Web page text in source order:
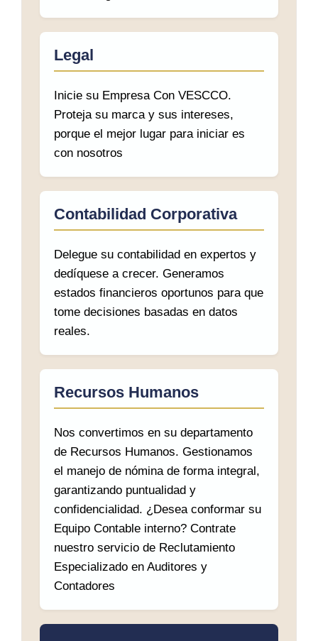
Legal
Inicie su Empresa Con VESCCO.
Proteja su marca y sus intereses,
porque el mejor lugar para iniciar es
con nosotros
Contabilidad Corporativa
Delegue su contabilidad en expertos y
dedíquese a crecer. Generamos
estados financieros oportunos para que
tome decisiones basadas en datos
reales.
Recursos Humanos
Nos convertimos en su departamento
de Recursos Humanos. Gestionamos
el manejo de nómina de forma integral,
garantizando puntualidad y
confidencialidad. ¿Desea conformar su
Equipo Contable interno? Contrate
nuestro servicio de Reclutamiento
Especializado en Auditores y
Contadores